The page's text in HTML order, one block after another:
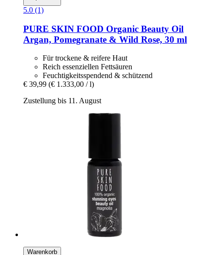
5.0 (1)
PURE SKIN FOOD Organic Beauty Oil
Argan, Pomegranate & Wild Rose, 30 ml
Für trockene & reifere Haut
Reich essenziellen Fettsäuren
Feuchtigkeitsspendend & schützend
€ 39,99 (€ 1.333,00 / l)
Zustellung bis 11. August
Warenkorb